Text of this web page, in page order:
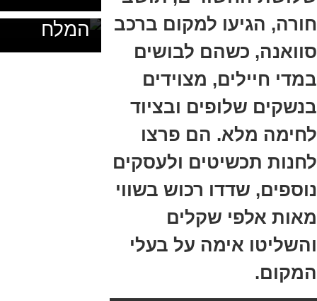
חורה, הגיעו למקום ברכב
סוואנה, כשהם לבושים
במדי חיילים, מצוידים
בנשקים שלופים ובציוד
לחימה מלא. הם פרצו
לחנות תכשיטים ולעסקים
נוספים, שדדו רכוש בשווי
מאות אלפי שקלים
והשליטו אימה על בעלי
המקום.
ולים
המלח